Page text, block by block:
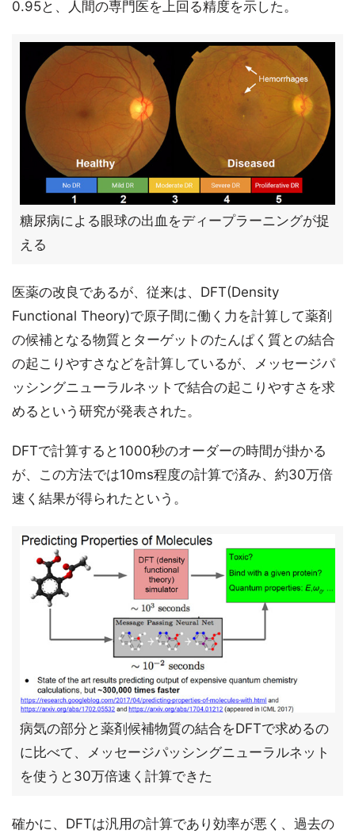
0.95と、人間の専門医を上回る精度を示した。
糖尿病による眼球の出血をディープラーニングが捉
える
医薬の改良であるが、従来は、DFT(Density
Functional Theory)で原子間に働く力を計算して薬剤
の候補となる物質とターゲットのたんぱく質との結合
の起こりやすさなどを計算しているが、メッセージパ
ッシングニューラルネットで結合の起こりやすさを求
めるという研究が発表された。
DFTで計算すると1000秒のオーダーの時間が掛かる
が、この方法では10ms程度の計算で済み、約30万倍
速く結果が得られたという。
病気の部分と薬剤候補物質の結合をDFTで求めるの
に比べて、メッセージパッシングニューラルネット
を使うと30万倍速く計算できた
確かに、DFTは汎用の計算であり効率が悪く、過去の